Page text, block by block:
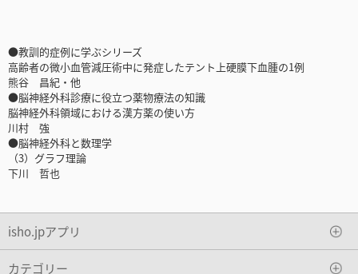
●教訓的症例に学ぶシリーズ
高齢者の微小血管減圧術中に発症したテント上硬膜下血腫の1例
熊谷 昌紀・他
●脳神経外科診療に役立つ薬物療法の知識
脳神経外科領域における漢方薬の使い方
川村 強
●脳神経外科と数理学
（3）グラフ理論
下川 哲也
isho.jpアプリ
カテゴリー